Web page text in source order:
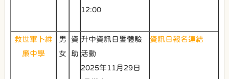
12:00
救世軍卜維
廉中學
男
女
資
助
升中資訊日暨體驗
活動
2025年11月29日
資訊日報名連結